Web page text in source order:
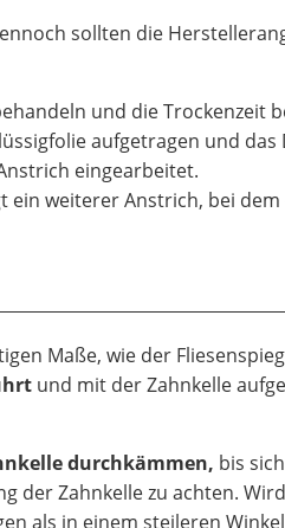
sollten die
und die Trockenzeit
aufgetragen und das
eingearbeitet.
ein weiterer Anstrich, bei
Maße, wie der
und mit der Zahnkelle
durchkämmen, bis
der Zahnkelle zu achten.
als in einem steileren